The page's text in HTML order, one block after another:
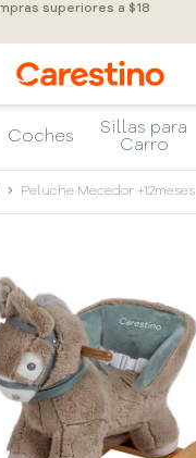
superiores a $18
Coches
Sillas para
Carro
Peluche Mecedor +12meses